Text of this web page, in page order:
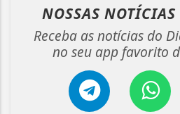
NOSSAS NOTÍCIAS
Receba as notícias do
no seu app favorito